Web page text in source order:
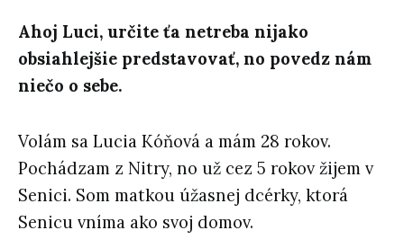
Ahoj Luci, určite ťa netreba nijako
obsiahlejšie predstavovať, no povedz nám
niečo o sebe.
Volám sa Lucia Kóňová a mám 28 rokov.
Pochádzam z Nitry, no už cez 5 rokov žijem v
Senici. Som matkou úžasnej dcérky, ktorá
Senicu vníma ako svoj domov.